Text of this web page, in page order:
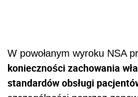
W powołanym wyroku NSA
konieczności zachowania
standardów obsługi